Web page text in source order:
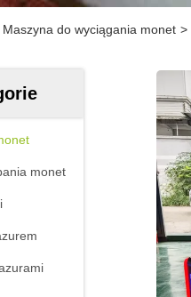
Maszyna do wyciągania monet >
monet